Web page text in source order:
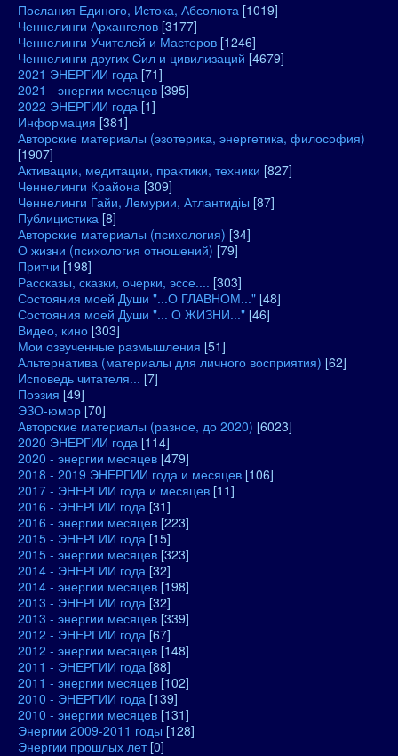
Послания Единого, Истока, Абсолюта [1019]
Ченнелинги Архангелов [3177]
Ченнелинги Учителей и Мастеров [1246]
Ченнелинги других Сил и цивилизаций [4679]
2021 ЭНЕРГИИ года [71]
2021 - энергии месяцев [395]
2022 ЭНЕРГИИ года [1]
Информация [381]
Авторские материалы (эзотерика, энергетика, философия)
[1907]
Активации, медитации, практики, техники [827]
Ченнелинги Крайона [309]
Ченнелинги Гайи, Лемурии, Атлантидіы [87]
Публицистика [8]
Авторские материалы (психология) [34]
О жизни (психология отношений) [79]
Притчи [198]
Рассказы, сказки, очерки, эссе.... [303]
Состояния моей Души "...О ГЛАВНОМ..." [48]
Состояния моей Души "... О ЖИЗНИ..." [46]
Видео, кино [303]
Мои озвученные размышления [51]
Альтернатива (материалы для личного восприятия) [62]
Исповедь читателя... [7]
Поэзия [49]
ЭЗО-юмор [70]
Авторские материалы (разное, до 2020) [6023]
2020 ЭНЕРГИИ года [114]
2020 - энергии месяцев [479]
2018 - 2019 ЭНЕРГИИ года и месяцев [106]
2017 - ЭНЕРГИИ года и месяцев [11]
2016 - ЭНЕРГИИ года [31]
2016 - энергии месяцев [223]
2015 - ЭНЕРГИИ года [15]
2015 - энергии месяцев [323]
2014 - ЭНЕРГИИ года [32]
2014 - энергии месяцев [198]
2013 - ЭНЕРГИИ года [32]
2013 - энергии месяцев [339]
2012 - ЭНЕРГИИ года [67]
2012 - энергии месяцев [148]
2011 - ЭНЕРГИИ года [88]
2011 - энергии месяцев [102]
2010 - ЭНЕРГИИ года [139]
2010 - энергии месяцев [131]
Энергии 2009-2011 годы [128]
Энергии прошлых лет [0]